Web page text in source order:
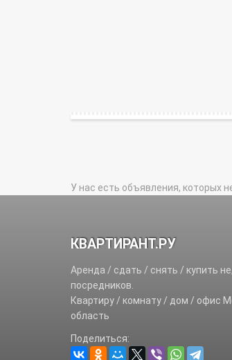
У нас есть объявления, которых
КВАРТИРАНТ.РУ
Аренда / сдать / снять / купить
посредников.
Квартиру / комнату / дом / офис
область
Поделиться: